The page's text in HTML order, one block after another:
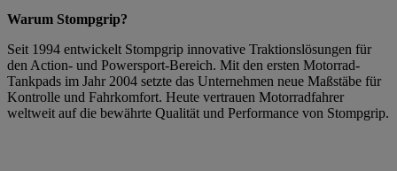
Warum Stompgrip?
Seit 1994 entwickelt Stompgrip innovative Traktionslösungen für
den Action- und Powersport-Bereich. Mit den ersten Motorrad-
Tankpads im Jahr 2004 setzte das Unternehmen neue Maßstäbe für
Kontrolle und Fahrkomfort. Heute vertrauen Motorradfahrer
weltweit auf die bewährte Qualität und Performance von Stompgrip.